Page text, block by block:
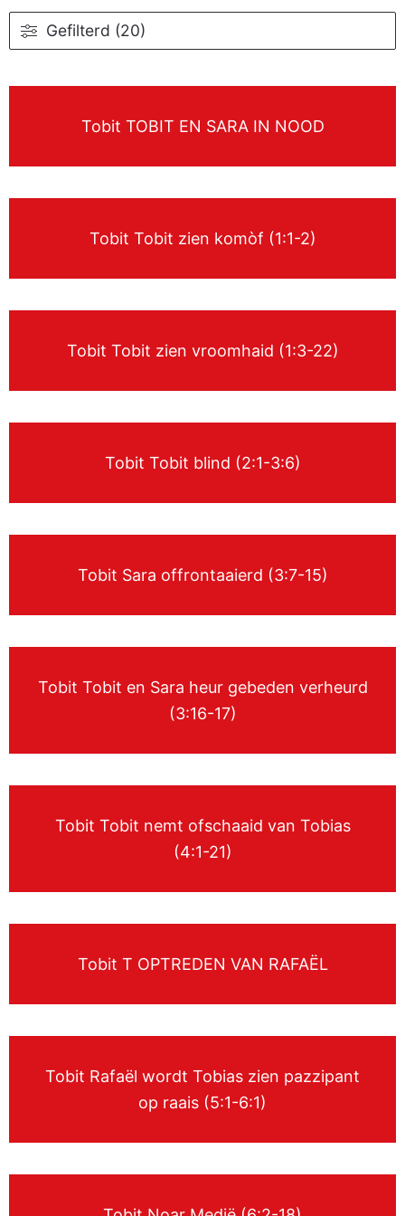
Gefilterd (20)
Tobit TOBIT EN SARA IN NOOD
Tobit Tobit zien komòf (1:1-2)
Tobit Tobit zien vroomhaid (1:3-22)
Tobit Tobit blind (2:1-3:6)
Tobit Sara offrontaaierd (3:7-15)
Tobit Tobit en Sara heur gebeden verheurd
(3:16-17)
Tobit Tobit nemt ofschaaid van Tobias
(4:1-21)
Tobit T OPTREDEN VAN RAFAËL
Tobit Rafaël wordt Tobias zien pazzipant
op raais (5:1-6:1)